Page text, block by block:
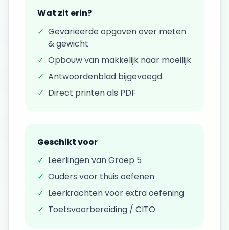
Wat zit erin?
✓ Gevarieerde opgaven over meten
& gewicht
✓ Opbouw van makkelijk naar moeilijk
✓ Antwoordenblad bijgevoegd
✓ Direct printen als PDF
Geschikt voor
✓ Leerlingen vanGroep 5
✓ Ouders voor thuis oefenen
✓ Leerkrachten voor extra oefening
✓ Toetsvoorbereiding / CITO